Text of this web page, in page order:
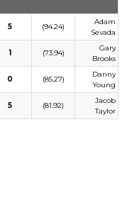
5 (94.24)
Adam
Sevada
1 (73.94)
Gary
Brooks
0 (85.27)
Danny
Young
5 (81.92)
Jacob
Taylor